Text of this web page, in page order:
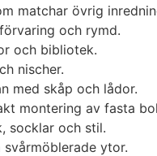
matchar övrig
och rymd.
och bibliotek.
nischer.
med skåp och lådor.
montering av fasta
socklar och stil.
ytor.